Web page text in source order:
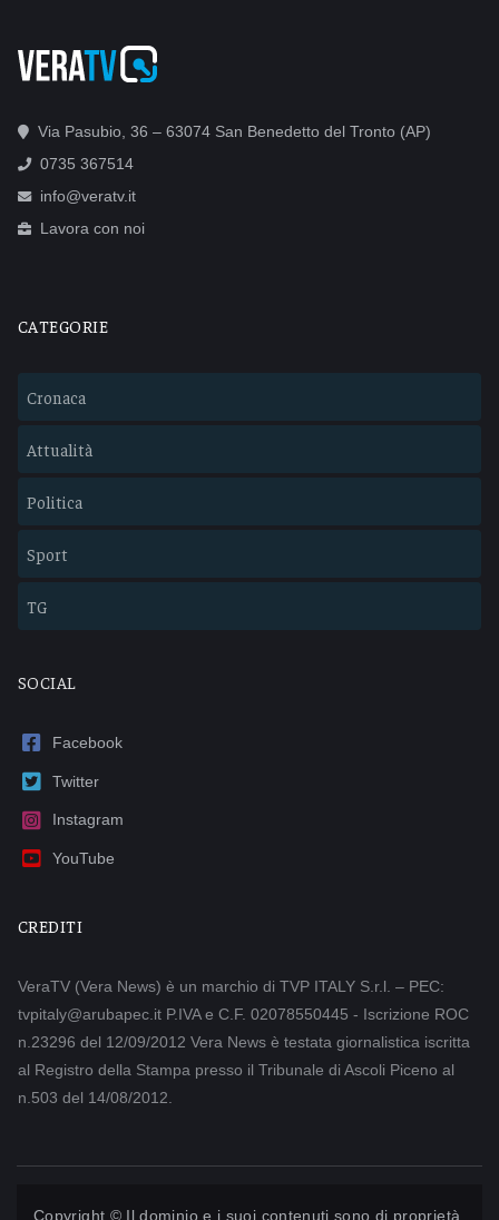
Via Pasubio, 36 – 63074 San Benedetto del Tronto (AP)
0735 367514
info@veratv.it
Lavora con noi
CATEGORIE
Cronaca
Attualità
Politica
Sport
TG
SOCIAL
Facebook
Twitter
Instagram
YouTube
CREDITI
VeraTV (Vera News) è un marchio di TVP ITALY S.r.l. – PEC:
tvpitaly@arubapec.it P.IVA e C.F. 02078550445 - Iscrizione ROC
n.23296 del 12/09/2012 Vera News è testata giornalistica iscritta
al Registro della Stampa presso il Tribunale di Ascoli Piceno al
n.503 del 14/08/2012.
Copyright © Il dominio e i suoi contenuti sono di proprietà